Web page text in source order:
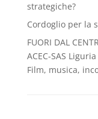
strategiche?
Cordoglio per la
FUORI DAL
ACEC-SAS Liguria
Film, musica,